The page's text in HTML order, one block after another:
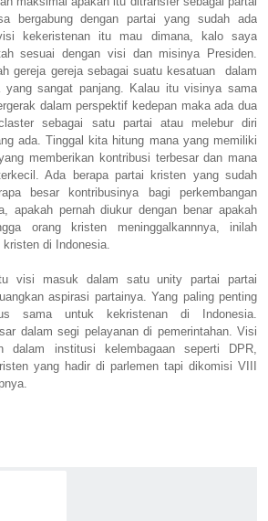
bergabung dengan partai yang sudah ada
kekeristenan itu mau dimana, kalo saya
sesuai dengan visi dan misinya Presiden.
gereja gereja sebagai suatu kesatuan dalam
yang sangat panjang. Kalau itu visinya sama
dalam perspektif kedepan maka ada dua
sebagai satu partai atau melebur diri
ada. Tinggal kita hitung mana yang memiliki
memberikan kontribusi terbesar dan mana
Ada berapa partai kristen yang sudah
besar kontribusinya bagi perkembangan
apakah pernah diukur dengan benar apakah
orang kristen meninggalkannnya, inilah
kristen di Indonesia.
visi masuk dalam satu unity partai partai
aspirasi partainya. Yang paling penting
sama untuk kekristenan di Indonesia.
dalam segi pelayanan di pemerintahan. Visi
dalam institusi kelembagaan seperti DPR,
yang hadir di parlemen tapi dikomisi VIII